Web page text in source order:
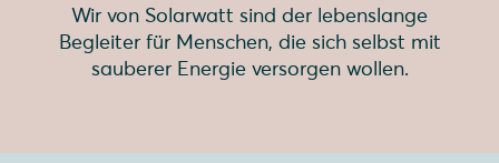
Wir von Solarwatt sind der lebenslange
Begleiter für Menschen, die sich selbst mit
sauberer Energie versorgen wollen.